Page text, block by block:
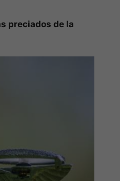
preciados de la